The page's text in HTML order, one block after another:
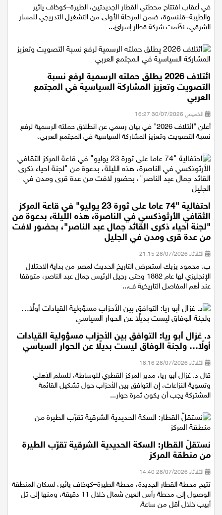
الأثنين 03/08/2026 15:50
في أعقاب افتتاح محطتي القطار الجديدتين، الطيرة–كوخاف يائير
والطيبة–قلنسوة، ضمن المرحلة الأولى من التشغيل التدريجي للمسار
ائتلاف 2026 يطلق حملته الرسمية لرفع نسبة
التصويت وتعزيز المشاركة السياسية في المجتمع
العربي
الخميس 30/07/2026 16:27
أعلن "ائتلاف 2026" في بيان رسمي عن انطلاق حملته الرسمية لرفع
احتفالية "74 عاما على ثورة 23 يوليو" في قاعة المركز
الثقافي الأرثوذكسي في الناصرة، هذه الليلة، بدعوة من
"لجنة احياء ذكرى القائد جمال عبد الناصر"، بحضور لافت
من عدة قرى ومدن في الجليل
الثلاثاء 28/07/2026 21:15
ب. محمود يزبك استعرض التاريخ الحديث لمصر من بداية الاحتلال
الإنجليزي لها عام 1882 وحتى رجيل الرئيس جمال عبد الناصر، متوقفا
د. غزال أبو ريا: التوافق بين الأحزاب مسؤولية القيادات
أولًا… ولجنة الوفاق ليست بديلًا عن الحوار السياسي
الثلاثاء 28/07/2026 18:16
قال د. غزال أبو ريا، مدير المركز القطري للوساطة، للسلم الأهلي
وتسوية النزاعات، إن التوافق بين الأحزاب حول تشكيل القائمة
نستقلّ القطار: السكة الحديدية الشرقية تقرّب الطيرة
من منطقة المركز
الثلاثاء 28/07/2026 14:40
تتيح محطة القطار الجديدة، محطة الطيرة–كوخاف يائير، لسكان المنطقة